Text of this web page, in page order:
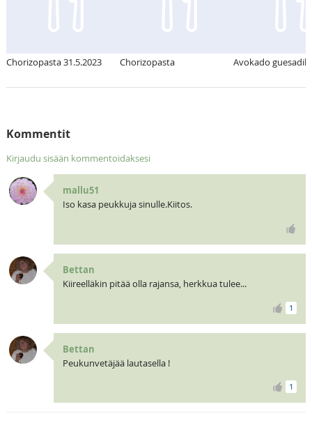
Chorizopasta 31.5.2023 Chorizopasta Avokado
Kommentit
Kirjaudu sisään kommentoidaksesi
mallu51
Iso kasa peukkuja sinulle.Kiitos.
Bettan
Kiireelläkin pitää olla rajansa, herkkua tulee...
1
Bettan
Peukunvetäjää lautasella !
1